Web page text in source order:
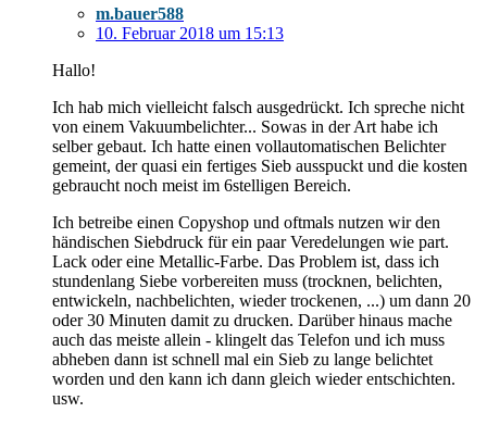
m.bauer588
10. Februar 2018 um 15:13
Hallo!
Ich hab mich vielleicht falsch ausgedrückt. Ich spreche nicht
von einem Vakuumbelichter... Sowas in der Art habe ich
selber gebaut. Ich hatte einen vollautomatischen Belichter
gemeint, der quasi ein fertiges Sieb ausspuckt und die kosten
gebraucht noch meist im 6stelligen Bereich.
Ich betreibe einen Copyshop und oftmals nutzen wir den
händischen Siebdruck für ein paar Veredelungen wie part.
Lack oder eine Metallic-Farbe. Das Problem ist, dass ich
stundenlang Siebe vorbereiten muss (trocknen, belichten,
entwickeln, nachbelichten, wieder trockenen, ...) um dann 20
oder 30 Minuten damit zu drucken. Darüber hinaus mache
auch das meiste allein - klingelt das Telefon und ich muss
abheben dann ist schnell mal ein Sieb zu lange belichtet
worden und den kann ich dann gleich wieder entschichten.
usw.